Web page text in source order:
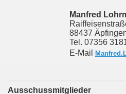
Manfred
88437
Tel. 07356
E-Mail
Ausschussmitglieder